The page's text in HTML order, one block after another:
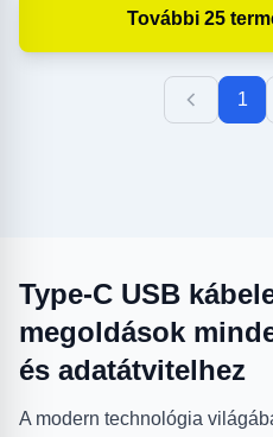
További 25
1
Type-C USB
megoldások
és adatátvitelhez
A modern technológia